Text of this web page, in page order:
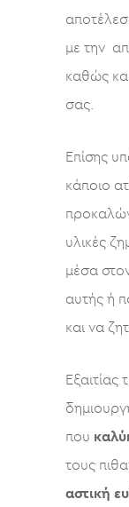
με την
καθώς
σας.
Επίσης
κάποιο
υλικές
μέσα
αυτής ή
και να
που
τους
αστική